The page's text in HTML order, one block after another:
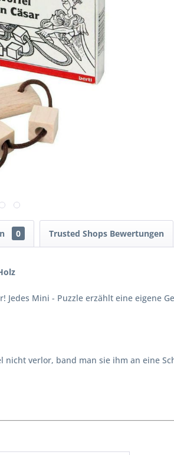
0 Trusted Shops Bewertungen
Jedes Mini - Puzzle erzählt eine eigene
verlor, band man sie ihm an eine